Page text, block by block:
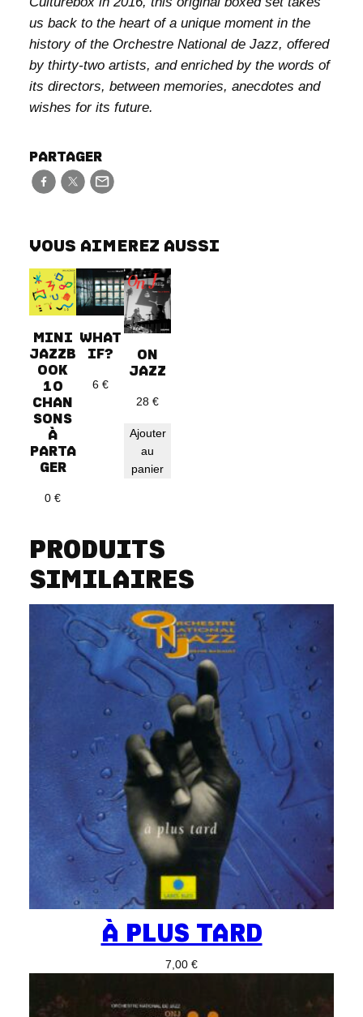
us back to the heart of a unique moment in the
history of the Orchestre National de Jazz, offered
by thirty-two artists, and enriched by the words of
its directors, between memories, anecdotes and
wishes for its future.
PARTAGER
VOUS AIMEREZ AUSSI
MINI
JAZZB
OOK
10
CHAN
SONS
À
PARTA
GER
0€
WHAT
IF?
6 €
ON
JAZZ
28 €
Ajouter
au
panier
PRODUITS
SIMILAIRES
À PLUS TARD
7,00 €